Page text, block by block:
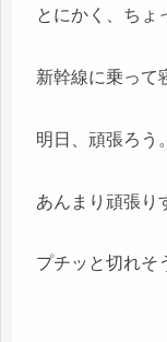
とにかく、ちょ
新幹線に乗って
明日、頑張ろう。
あんまり頑張り
プチッと切れそ